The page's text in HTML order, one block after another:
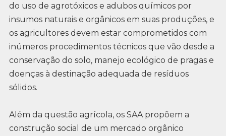
do uso de agrotóxicos e adubos químicos por
insumos naturais e orgânicos em suas produções, e
os agricultores devem estar comprometidos com
inúmeros procedimentos técnicos que vão desde a
conservação do solo, manejo ecológico de pragas e
doenças à destinação adequada de resíduos
sólidos.
Além da questão agrícola, os SAA propõem a
construção social de um mercado orgânico